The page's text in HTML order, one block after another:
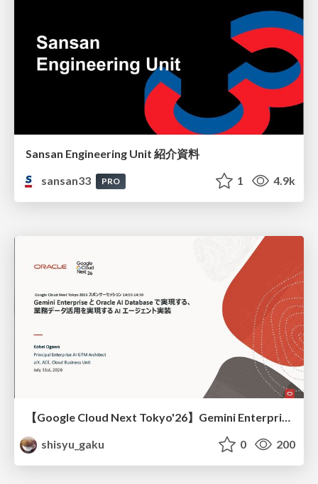
Sansan Engineering Unit 紹介資料
sansan33
PRO 1 4.9k
【Google Cloud Next Tokyo'26】Gemini Enterprise と Oracle AI Database で実現する、 業務データ活用を実現する AI エージェント実装
shisyu_gaku
0 200